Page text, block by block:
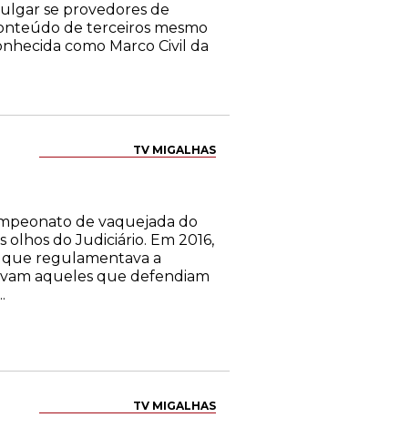
se provedores de
de terceiros mesmo
como Marco Civil da
TV MIGALHAS
de vaquejada do
do Judiciário. Em 2016,
regulamentava a
aqueles que defendiam
TV MIGALHAS